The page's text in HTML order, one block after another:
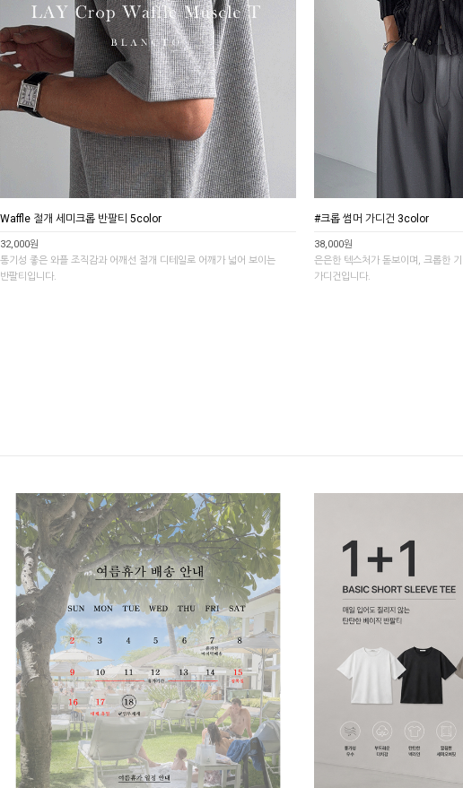
Waffle 절개 세미크롭 반팔티 5color
32,000원
통기성 좋은 와플 조직감과 어깨선 절개 디테일로 어깨가 넓어 보이는
반팔티입니다.
#크롭 썸머 가디건 3color
38,000원
은은한 텍스처가 돋보이며, 크롭한
가디건입니다.